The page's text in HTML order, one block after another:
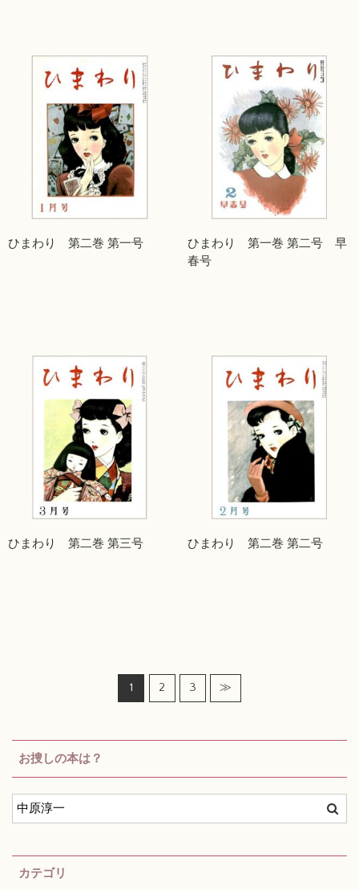
ひまわり 第二巻 第一号
ひまわり 第一巻 第二号 早
春号
ひまわり 第二巻 第三号 ひまわり 第二巻 第二号
1 2 3 ≫
お捜しの本は？
カテゴリ